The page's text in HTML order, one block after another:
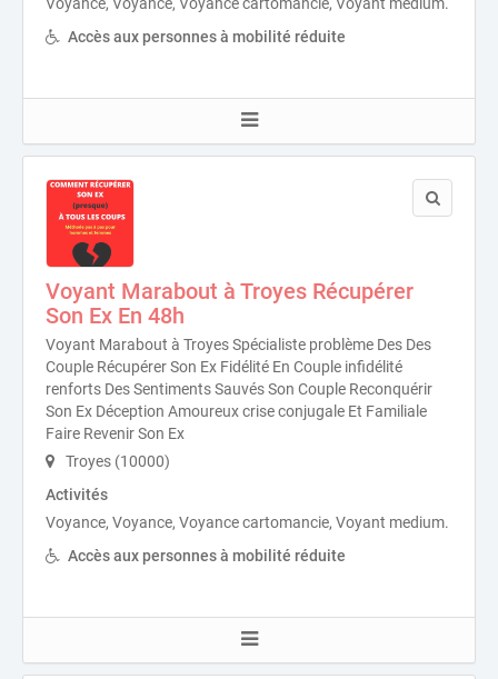
Accès aux personnes à mobilité réduite
Voyant Marabout à Troyes Récupérer
Son Ex En 48h
Voyant Marabout à Troyes Spécialiste problème Des Des
Couple Récupérer Son Ex Fidélité En Couple infidélité
renforts Des Sentiments Sauvés Son Couple Reconquérir
Son Ex Déception Amoureux crise conjugale Et Familiale
Faire Revenir Son Ex
Troyes (10000)
Activités
Voyance, Voyance, Voyance cartomancie, Voyant medium.
Accès aux personnes à mobilité réduite